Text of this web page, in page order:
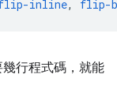
inline, flip-
行程式碼，就能